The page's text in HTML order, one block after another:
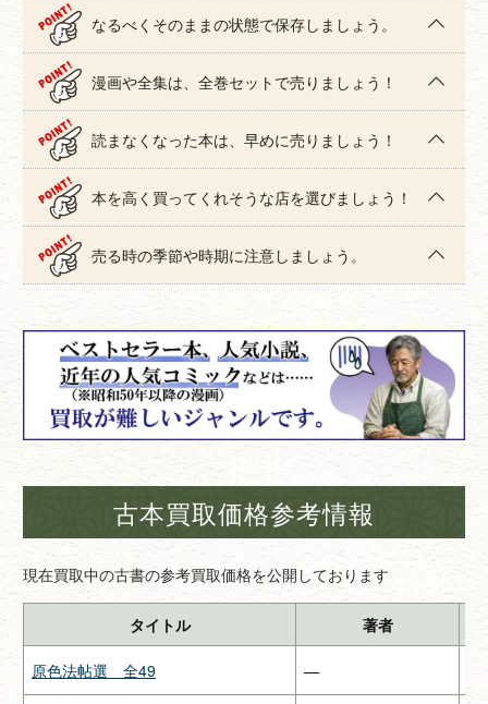
なるべくそのままの状態で保存しましょう。
漫画や全集は、全巻セットで売りましょう！
読まなくなった本は、早めに売りましょう！
本を高く買ってくれそうな店を選びましょう！
売る時の季節や時期に注意しましょう。
古本買取価格参考情報
現在買取中の古書の参考買取価格を公開しております
タイトル 著者
原色法帖選 全49 —